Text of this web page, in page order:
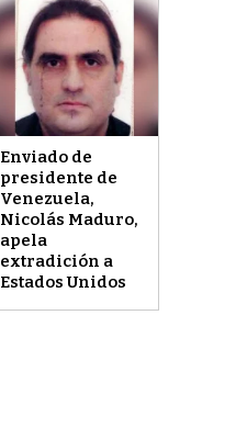
Enviado de
presidente de
Venezuela,
Nicolás Maduro,
apela
extradición a
Estados Unidos